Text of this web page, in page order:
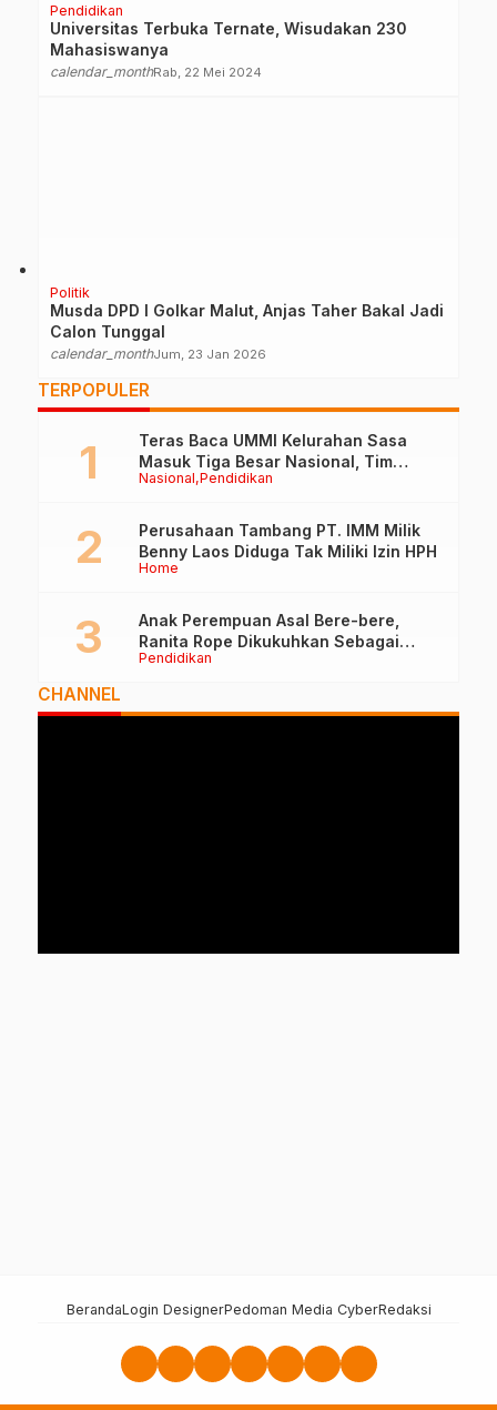
Pendidikan
Universitas Terbuka Ternate, Wisudakan 230
Mahasiswanya
calendar_monthRab, 22 Mei 2024
Politik
Musda DPD I Golkar Malut, Anjas Taher Bakal Jadi
Calon Tunggal
calendar_monthJum, 23 Jan 2026
TERPOPULER
Nasional Pendidikan
Teras Baca UMMI Kelurahan Sasa
Masuk Tiga Besar Nasional, Tim
Penilai Lakukan Visitasi di Ternate
Home
Perusahaan Tambang PT. IMM Milik
Benny Laos Diduga Tak Miliki Izin HPH
Pendidikan
Anak Perempuan Asal Bere-bere,
Ranita Rope Dikukuhkan Sebagai
Guru Besar dan Rektor Ummu
CHANNEL
BerandaLogin DesignerPedoman Media CyberRedaksi